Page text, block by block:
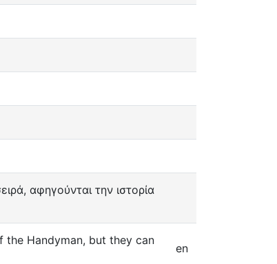
αφηγούνται την ιστορία
Handyman, but they can
en